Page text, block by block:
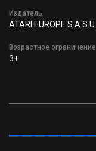
Издатель
ATARI EUROPE S.A.S.U.
Возрастное ограничение
3+